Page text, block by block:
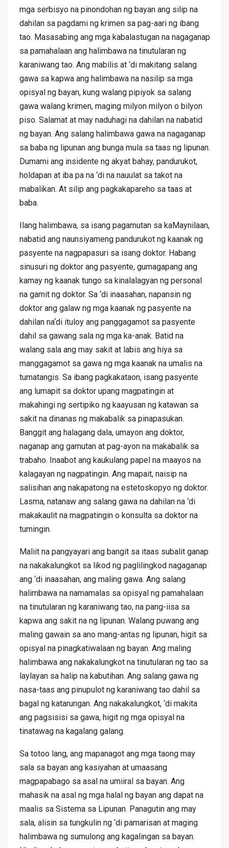
mga serbisyo na pinondohan ng bayan ang silip na
dahilan sa pagdami ng krimen sa pag-aari ng ibang
tao. Masasabing ang mga kabalastugan na nagaganap
sa pamahalaan ang halimbawa na tinutularan ng
karaniwang tao. Ang mabilis at ‘di makitang salang
gawa sa kapwa ang halimbawa na nasilip sa mga
opisyal ng bayan, kung walang pipiyok sa salang
gawa walang krimen, maging milyon milyon o bilyon
piso. Salamat at may naduhagi na dahilan na nabatid
ng bayan. Ang salang halimbawa gawa na nagaganap
sa baba ng lipunan ang bunga mula sa taas ng lipunan.
Dumami ang insidente ng akyat bahay, pandurukot,
holdapan at iba pa na ‘di na nauulat sa takot na
mabalikan. At silip ang pagkakapareho sa taas at
baba.
Ilang halimbawa, sa isang pagamutan sa kaMaynilaan,
nabatid ang naunsiyameng pandurukot ng kaanak ng
pasyente na nagpapasuri sa isang doktor. Habang
sinusuri ng doktor ang pasyente, gumagapang ang
kamay ng kaanak tungo sa kinalalagyan ng personal
na gamit ng doktor. Sa ‘di inaasahan, napansin ng
doktor ang galaw ng mga kaanak ng pasyente na
dahilan na‘di ituloy ang panggagamot sa pasyente
dahil sa gawang sala ng mga ka-anak. Batid na
walang sala ang may sakit at labis ang hiya sa
manggagamot sa gawa ng mga kaanak na umalis na
tumatangis. Sa ibang pagkakataon, isang pasyente
ang lumapit sa doktor upang magpatingin at
makahingi ng sertipiko ng kaayusan ng katawan sa
sakit na dinanas ng makabalik sa pinapasukan.
Banggit ang halagang dala, umayon ang doktor,
naganap ang gamutan at pag-ayon na makabalik sa
trabaho. Inaabot ang kaukulang papel na maayos na
kalagayan ng nagpatingin. Ang mapait, naisip na
salisihan ang nakapatong na estetoskopyo ng doktor.
Lasma, natanaw ang salang gawa na dahilan na ‘di
makakaulit na magpatingin o konsulta sa doktor na
tumingin.
Maliit na pangyayari ang bangit sa itaas subalit ganap
na nakakalungkot sa likod ng paglilingkod nagaganap
ang ‘di inaasahan, ang maling gawa. Ang salang
halimbawa na namamalas sa opisyal ng pamahalaan
na tinutularan ng karaniwang tao, na pang-iisa sa
kapwa ang sakit na ng lipunan. Walang puwang ang
maling gawain sa ano mang-antas ng lipunan, higit sa
opisyal na pinagkatiwalaan ng bayan. Ang maling
halimbawa ang nakakalungkot na tinutularan ng tao sa
laylayan sa halip na kabutihan. Ang salang gawa ng
nasa-taas ang pinupulot ng karaniwang tao dahil sa
bagal ng katarungan. Ang nakakalungkot, ‘di makita
ang pagsisisi sa gawa, higit ng mga opisyal na
tinatawag na kagalang galang.
Sa totoo lang, ang mapanagot ang mga taong may
sala sa bayan ang kasiyahan at umaasang
magpapabago sa asal na umiiral sa bayan. Ang
mahasik na asal ng mga halal ng bayan ang dapat na
maalis sa Sistema sa Lipunan. Panagutin ang may
sala, alisin sa tungkulin ng ‘di pamarisan at maging
halimbawa ng sumulong ang kagalingan sa bayan.